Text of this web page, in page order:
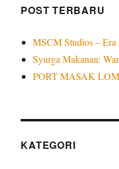
POST TERBARU
MSCM Studios –
Syurga Makanan:
PORT MASAK
KATEGORI